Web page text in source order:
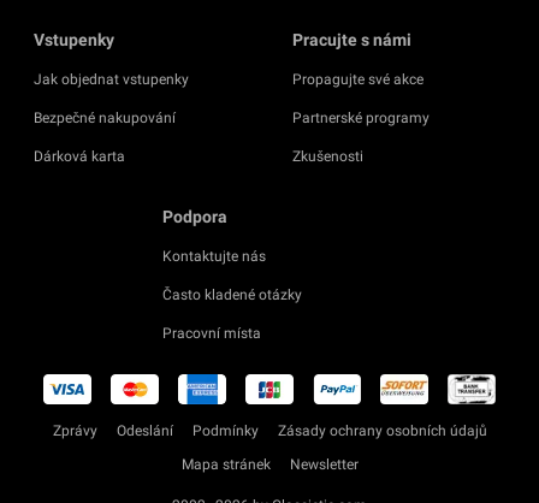
Vstupenky
Jak objednat vstupenky
Bezpečné nakupování
Dárková karta
Pracujte s námi
Propagujte své akce
Partnerské programy
Zkušenosti
Podpora
Kontaktujte nás
Často kladené otázky
Pracovní místa
Zprávy Odeslání Podmínky
Zásady ochrany osobních údajů
Mapa stránek
Newsletter